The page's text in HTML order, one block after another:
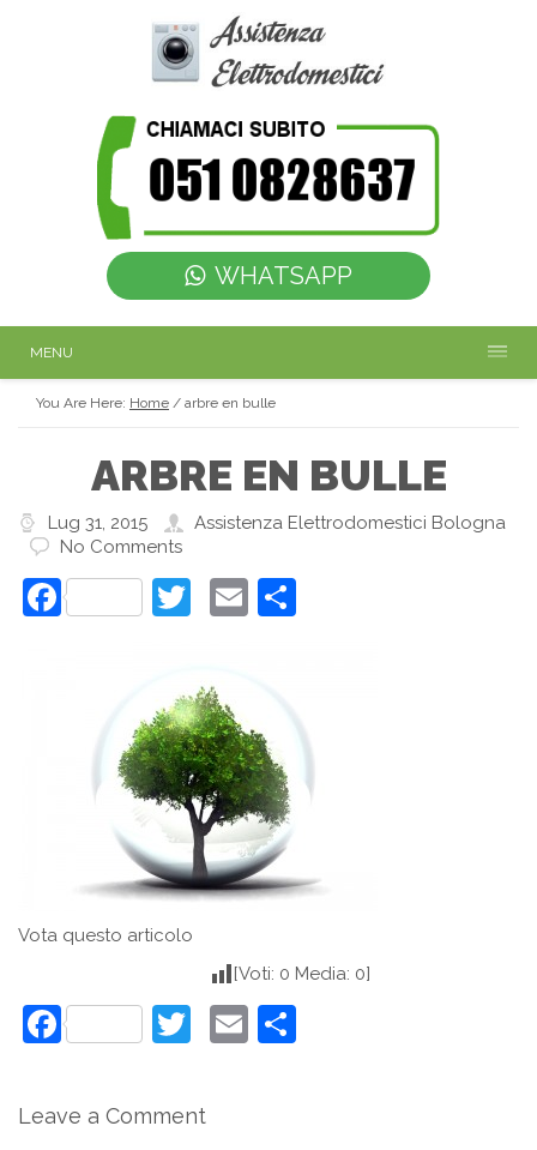
WHATSAPP
MENU
You Are Here: Home / arbre en bulle
ARBRE EN BULLE
Lug 31, 2015
Assistenza Elettrodomestici Bologna
No Comments
FacebookTwitter
Email
Vota questo articolo
[Voti: 0 Media: 0]
FacebookTwitter
Email
Leave a Comment